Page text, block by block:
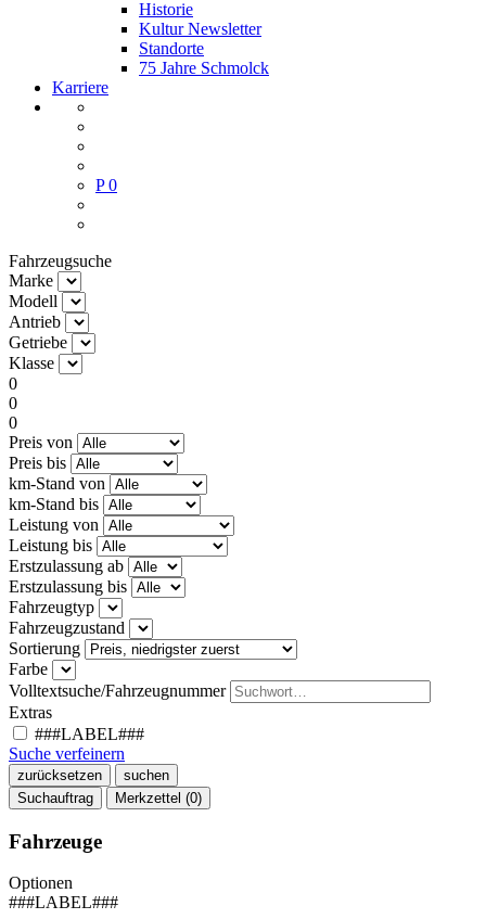
Historie
Kultur Newsletter
Standorte
75 Jahre Schmolck
Karriere
P 0
Fahrzeugsuche
Marke
Modell
Antrieb
Getriebe
Klasse
0
0
0
Preis von
Preis bis
km-Stand von
km-Stand bis
Leistung von
Leistung bis
Erstzulassung ab
Erstzulassung bis
Fahrzeugtyp
Fahrzeugzustand
Sortierung
Farbe
Volltextsuche/Fahrzeugnummer
Extras
###LABEL###
Suche verfeinern
zurücksetzen
suchen
Suchauftrag
Merkzettel (0)
Fahrzeuge
Optionen
###LABEL###